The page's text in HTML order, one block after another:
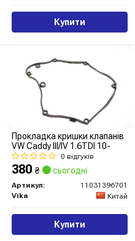
Купити
Прокладка кришки клапанів
VW Caddy III/IV 1.6TDI 10-
0 відгуків
380 ₴ сьогодні
Артикул:
11031396701
Vika
Китай
Купити